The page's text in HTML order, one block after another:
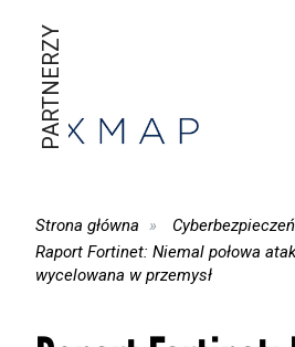
PARTNERZY
Strona główna
Raport Fortinet: Niemal połowa
wycelowana w przemysł